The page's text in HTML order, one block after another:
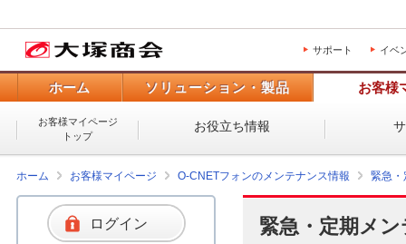
サポート イベ
ホーム ソリューション・製品 お客様
お客様マイページ
トップ
お役立ち情報
ホーム お客様マイページ O-CNETフォンのメンテナンス情報 緊急・
緊急・定期メ
ログイン